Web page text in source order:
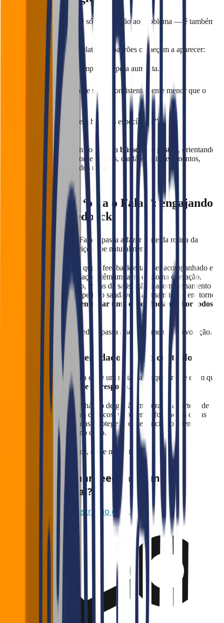
Correr para o Falaê não é só uma reação ao problema — é também
um hábito estratégico.
Na análise semanal dos relatórios, padrões começam a aparecer:
“Às terças-feiras, o tempo de espera aumenta.”
“O prato X tem nota de sabor consistentemente menor que o
“O atendimento cai em horários específicos.”
Esses insights funcionam como uma bússola de gestão , orientando
decisões sobre equipa, fornecedores, cardápio e investimentos,
sempre com base em dados reais.
5. A cultura do ‘olha o Falaê’: engajando
a equipa no feedback
Quando a frase “olha o Falaê” passa a fazer parte da rotina da
equipa, o padrão de serviço sobe naturalmente.
Os colaboradores sabem que o feedback está a ser acompanhado em
tempo real e que as avaliações têm impacto direto na operação.
Rankings de atendimento, metas de satisfação e acompanhamento
contínuo criam uma competição saudável e alinham todos em torno
de um objetivo comum:
entregar uma experiência melhor todos
Feedback deixa de ser medo e passa a ser ferramenta de evolução.
Conclusão: quem tem dados, tem o controlo
No fim do dia, a diferença entre um restaurante que cresce e um que
estagna está na velocidade de resposta.
Correr para o Falaê é um hábito de gestão madura. É a certeza de
que, mesmo nos dias mais caóticos, você tem informações claras
para tomar decisões rápidas, proteger a experiência do cliente e
manter o negócio no rumo certo.
Quem corre para os dados, corre na frente.
Quer transformar feedback em
crescimento real?
Agende uma demonstração gratuita